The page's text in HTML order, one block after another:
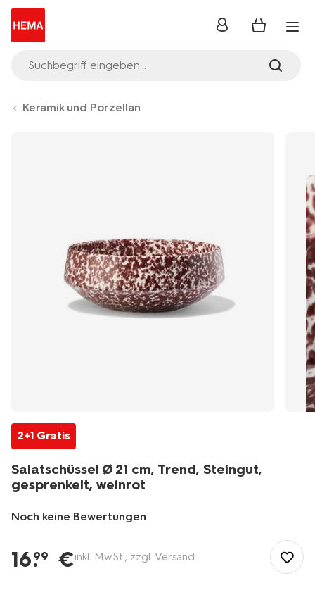
Suchbegriff eingeben...
Anmelden
Keramik und Porzellan
2+1 Gratis
Salatschüssel Ø 21 cm, Trend, Steingut,
gesprenkelt, weinrot
Noch keine Bewertungen
de/kochen-
essen/esszimmer/geschirr/keramik-
geschirr/salatschuessel-
16.
99 €inkl. MwSt., zzgl. Versand